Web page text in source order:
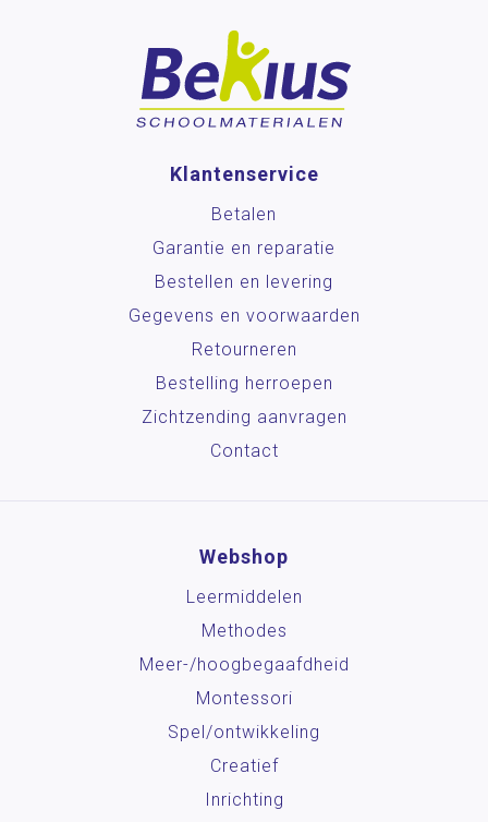
Klantenservice
Betalen
Garantie en reparatie
Bestellen en levering
Gegevens en voorwaarden
Retourneren
Bestelling herroepen
Zichtzending aanvragen
Contact
Webshop
Leermiddelen
Methodes
Meer-/hoog­begaafdheid
Montessori
Spel/ontwikkeling
Creatief
Inrichting